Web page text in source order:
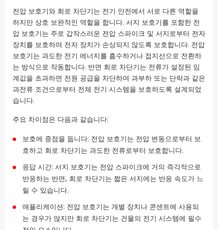
전압 보호기와 회로 차단기는 전기 안전에서 서로 다른 역할을
하지만 상호 보완적인 역할을 합니다. 서지 보호기를 포함한 전
압 보호기는 주로 갑작스러운 전압 스파이크 및 서지로부터 전자
장치를 보호하여 전자 장치가 손상되지 않도록 보호합니다. 전압
보호기는 과도한 전기 에너지를 흡수하거나 접지선으로 전환하
는 방식으로 작동합니다. 반면 회로 차단기는 전류가 설정된 임
계값을 초과하면 전원 공급을 차단하여 과부하 또는 단락과 같은
과전류 조건으로부터 전체 전기 시스템을 보호하도록 설계되었
습니다.
주요 차이점은 다음과 같습니다:
보호에 중점을 둡니다: 전압 보호기는 전압 변동으로부터 보
호하고 회로 차단기는 과도한 전류로부터 보호합니다.
응답 시간: 서지 보호기는 전압 스파이크에 거의 즉각적으로
반응하는 반면, 회로 차단기는 짧은 서지에는 반응 속도가 느
릴 수 있습니다.
애플리케이션: 전압 보호기는 개별 장치나 콘센트에 사용되
는 경우가 많지만 회로 차단기는 건물의 전기 시스템에 필수